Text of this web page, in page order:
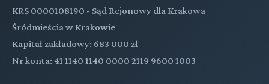
KRS 0000108190 - Sąd Rejonowy dla Krakowa
Śródmieścia w Krakowie
Kapitał zakładowy: 683 000 zł
Nr konta: 41 1140 1140 0000 2119 9600 1003